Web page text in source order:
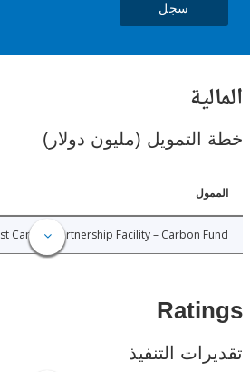
(مليون دولار)
The Forest Carbon Partnership Facility – Carbon
التنفيذ